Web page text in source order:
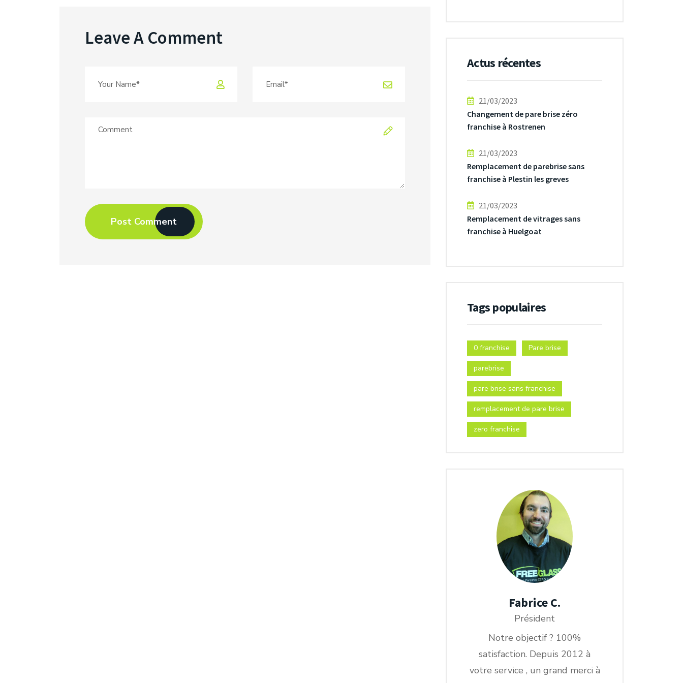
Leave A Comment
Post Comment
Actus récentes
21/03/2023
Changement de pare brise zéro
franchise à Rostrenen
21/03/2023
Remplacement de parebrise sans
franchise à Plestin les greves
21/03/2023
Remplacement de vitrages sans
franchise à Huelgoat
Tags populaires
0 franchise Pare brise
parebrise
pare brise sans franchise
remplacement de pare brise
zero franchise
Fabrice C.
Président
Notre objectif ? 100%
satisfaction. Depuis 2012 à
votre service , un grand merci à